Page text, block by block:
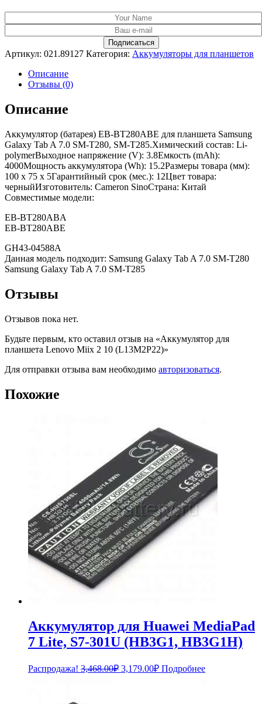
Артикул: 021.89127 Категория: Аккумуляторы для планшетов
Описание
Отзывы (0)
Описание
Аккумулятор (батарея) EB-BT280ABE для планшета Samsung
Galaxy Tab A 7.0 SM-T280, SM-T285.Химический состав: Li-
polymerВыходное напряжение (V): 3.8Емкость (mAh):
4000Мощность аккумулятора (Wh): 15.2Размеры товара (мм):
100 x 75 x 5Гарантийный срок (мес.): 12Цвет товара:
черныйИзготовитель: Cameron SinoСтрана: Китай
Совместимые модели:
EB-BT280ABA
EB-BT280ABE
GH43-04588A
Данная модель подходит: Samsung Galaxy Tab A 7.0 SM-T280
Samsung Galaxy Tab A 7.0 SM-T285
Отзывы
Отзывов пока нет.
Будьте первым, кто оставил отзыв на «Аккумулятор для
планшета Lenovo Miix 2 10 (L13M2P22)»
Для отправки отзыва вам необходимо авторизоваться.
Похожие
Аккумулятор для Huawei MediaPad
7 Lite, S7-301U (HB3G1, HB3G1H)
Распродажа! 3,468.00₽ Первоначальная
3,179.00₽Текущая
цена:
Подробнее